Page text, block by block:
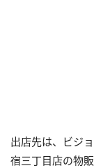
出店先は、ビジ
宿三丁目店の物